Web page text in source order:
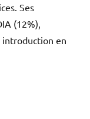
Ses
(12%),
introduction en